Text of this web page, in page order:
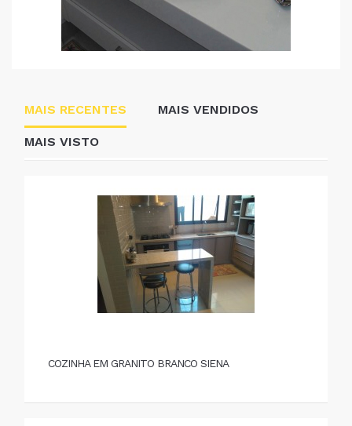
MAIS RECENTES MAIS VENDIDOS
MAIS VISTO
COZINHA EM GRANITO BRANCO SIENA